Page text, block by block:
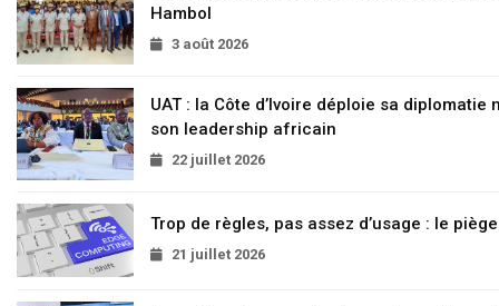
Hambol
3 août 2026
UAT : la Côte d’Ivoire déploie sa
son leadership africain
22 juillet 2026
Trop de règles, pas assez d’usage : le
21 juillet 2026